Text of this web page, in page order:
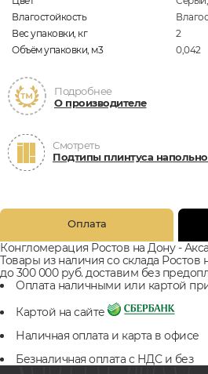
Влагостойкость
Вес упаковки, кг
2
Объём упаковки, м3
0,042
Подробнее
О производителе
Смотреть
Подтипы плинтуса
Оплата
Конгломерация Ростов на Дону -
Товары из наличия со склада Ростов
до 300 000 руб. доставим без
Оплата наличными или картой
Картой на сайте
Наличная оплата и карта в офисе
Безналичная оплата с НДС и без